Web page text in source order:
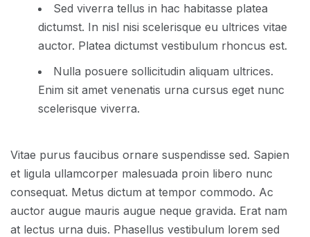
Sed viverra tellus in hac habitasse platea
dictumst. In nisl nisi scelerisque eu ultrices vitae
auctor. Platea dictumst vestibulum rhoncus est.
Nulla posuere sollicitudin aliquam ultrices.
Enim sit amet venenatis urna cursus eget nunc
scelerisque viverra.
Vitae purus faucibus ornare suspendisse sed. Sapien
et ligula ullamcorper malesuada proin libero nunc
consequat. Metus dictum at tempor commodo. Ac
auctor augue mauris augue neque gravida. Erat nam
at lectus urna duis. Phasellus vestibulum lorem sed